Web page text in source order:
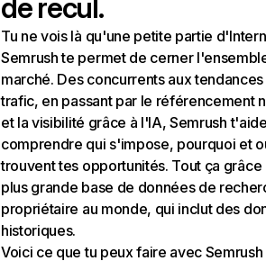
de recul.
Tu ne vois là qu'une petite partie
Semrush te permet de cerner
marché. Des concurrents aux
trafic, en passant par le référencement
et la visibilité grâce à l'IA, Semrush
comprendre qui s'impose, pourquoi et
trouvent tes opportunités. Tout ça grâce
plus grande base de données de
propriétaire au monde, qui inclut des
historiques.
Voici ce que tu peux faire avec Semrush